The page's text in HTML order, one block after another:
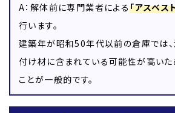
A：解体前に専門業者による「アスベス
行います。
建築年が昭和50年代以前の倉庫では
付け材に含まれている可能性が高いた
ことが一般的です。